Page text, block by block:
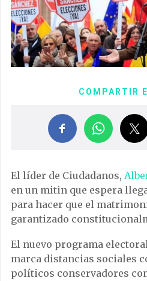
COMPARTIR
El líder de Ciudadanos,
en un mitin que espera
para hacer que el
garantizado
El nuevo programa
marca distancias sociales
políticos conservadores